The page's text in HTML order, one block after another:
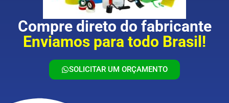
Compre direto do fabricante
Enviamos para todo Brasil!
SOLICITAR UM ORÇAMENTO